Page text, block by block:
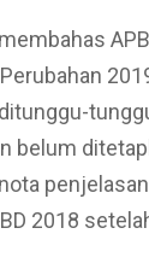
belum
2018